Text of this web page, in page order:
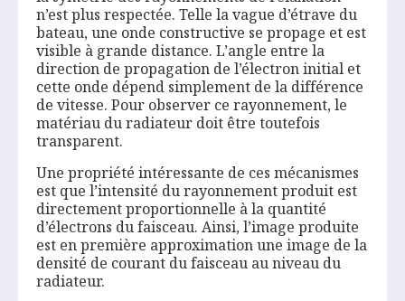
n’est plus respectée. Telle la vague d’étrave du
bateau, une onde constructive se propage et est
visible à grande distance. L’angle entre la
direction de propagation de l’électron initial et
cette onde dépend simplement de la différence
de vitesse. Pour observer ce rayonnement, le
matériau du radiateur doit être toutefois
transparent.
Une propriété intéressante de ces mécanismes
est que l’intensité du rayonnement produit est
directement proportionnelle à la quantité
d’électrons du faisceau. Ainsi, l’image produite
est en première approximation une image de la
densité de courant du faisceau au niveau du
radiateur.